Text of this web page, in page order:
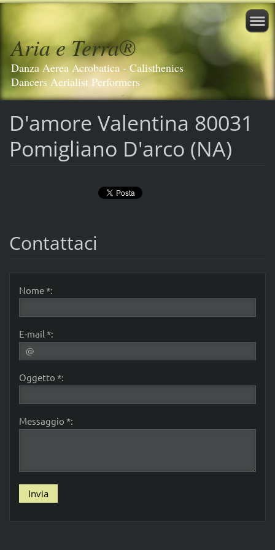
Aria e Terra®️
Danza Aerea Acrobatica - Calisthenics
Dancers Aerialist Performers
D'amore Valentina 80031
Pomigliano D'arco (NA)
Contattaci
Nome *:
E-mail *:
Oggetto *:
Messaggio *: